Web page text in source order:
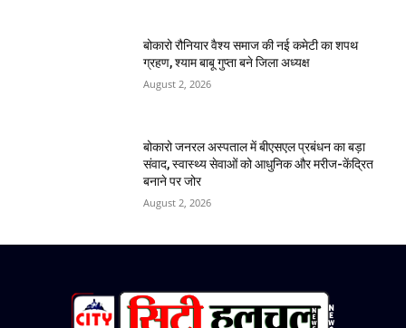
बोकारो रौनियार वैश्य समाज की नई कमेटी का शपथ
ग्रहण, श्याम बाबू गुप्ता बने जिला अध्यक्ष
August 2, 2026
बोकारो जनरल अस्पताल में बीएसएल प्रबंधन का बड़ा
संवाद, स्वास्थ्य सेवाओं को आधुनिक और मरीज-केंद्रित
बनाने पर जोर
August 2, 2026